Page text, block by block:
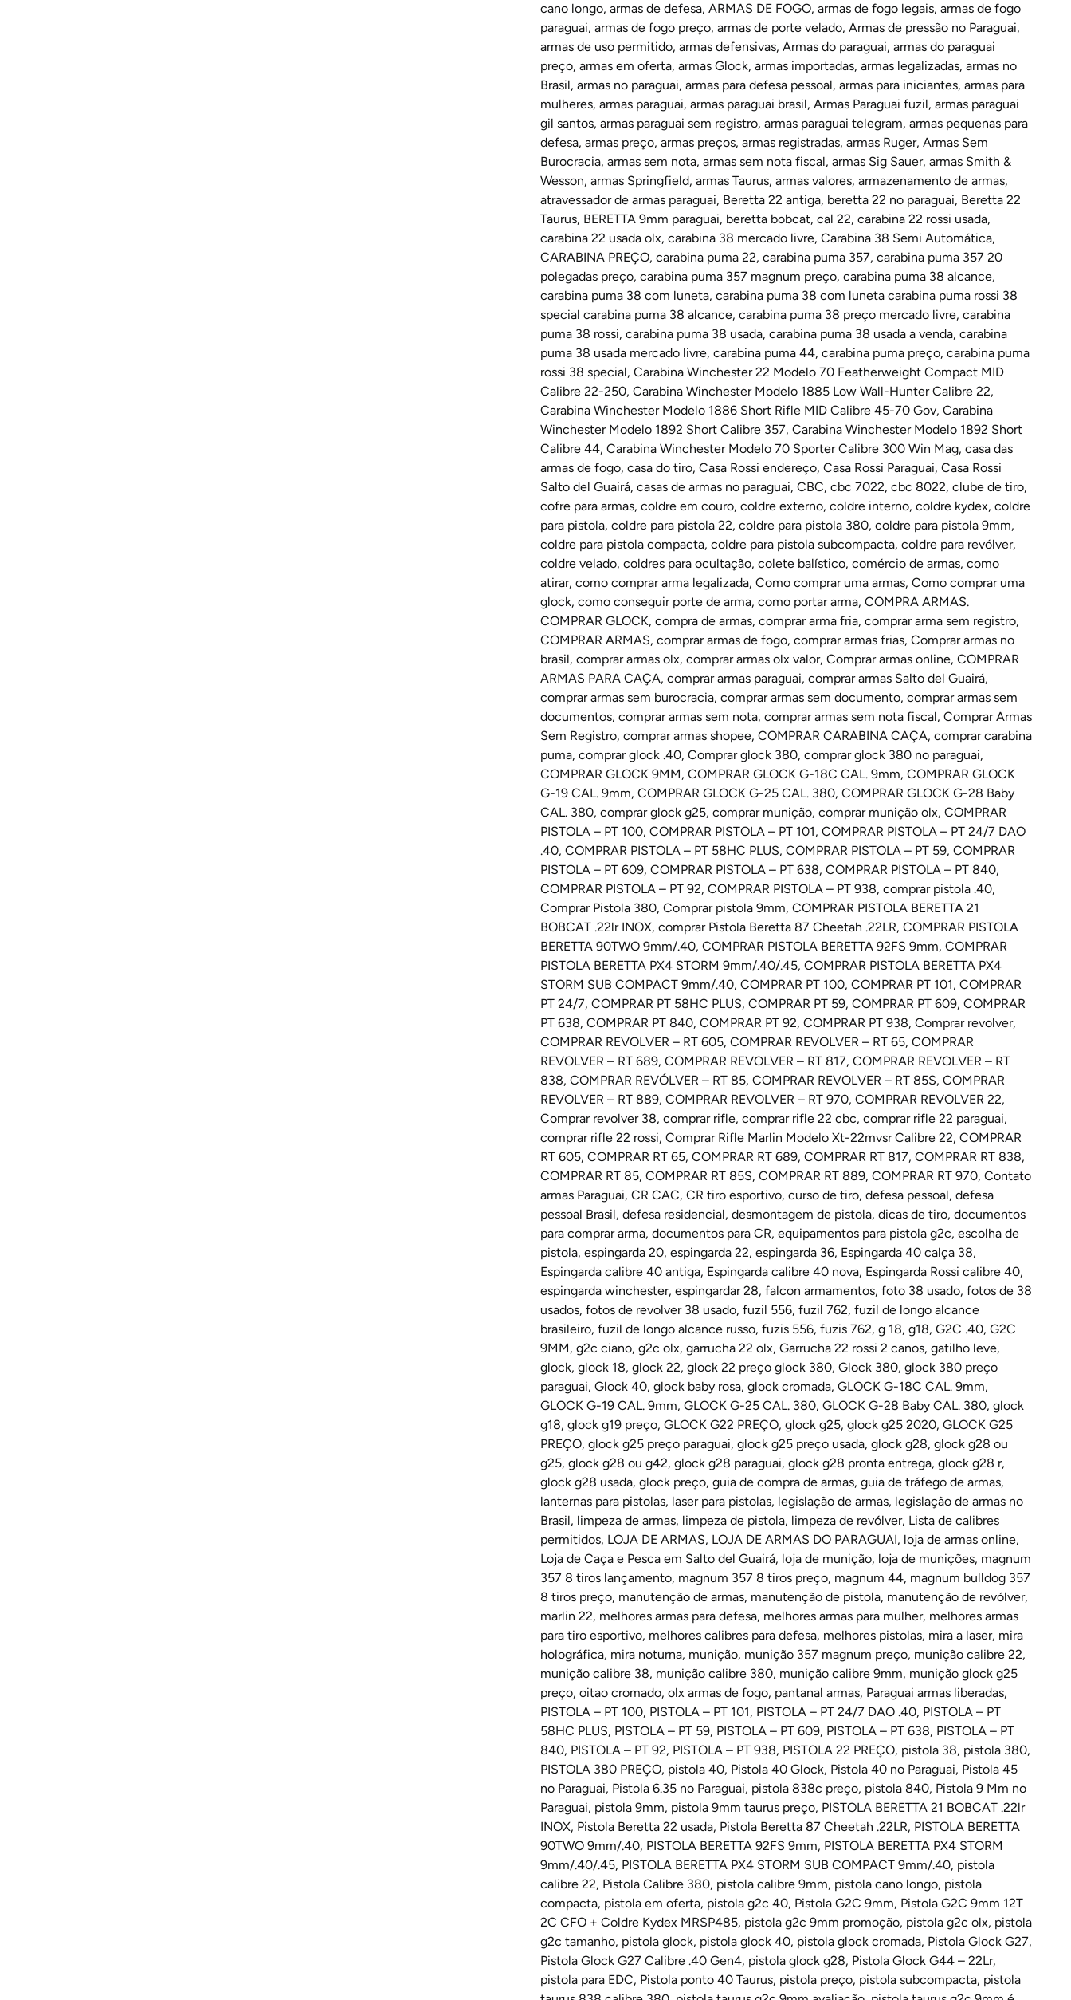
cano longo, armas de defesa, ARMAS DE FOGO, armas de fogo legais, armas de fogo
paraguai, armas de fogo preço, armas de porte velado, Armas de pressão no Paraguai,
armas de uso permitido, armas defensivas, Armas do paraguai, armas do paraguai
preço, armas em oferta, armas Glock, armas importadas, armas legalizadas, armas no
Brasil, armas no paraguai, armas para defesa pessoal, armas para iniciantes, armas para
mulheres, armas paraguai, armas paraguai brasil, Armas Paraguai fuzil, armas paraguai
gil santos, armas paraguai sem registro, armas paraguai telegram, armas pequenas para
defesa, armas preço, armas preços, armas registradas, armas Ruger, Armas Sem
Burocracia, armas sem nota, armas sem nota fiscal, armas Sig Sauer, armas Smith &
Wesson, armas Springfield, armas Taurus, armas valores, armazenamento de armas,
atravessador de armas paraguai, Beretta 22 antiga, beretta 22 no paraguai, Beretta 22
Taurus, BERETTA 9mm paraguai, beretta bobcat, cal 22, carabina 22 rossi usada,
carabina 22 usada olx, carabina 38 mercado livre, Carabina 38 Semi Automática,
CARABINA PREÇO, carabina puma 22, carabina puma 357, carabina puma 357 20
polegadas preço, carabina puma 357 magnum preço, carabina puma 38 alcance,
carabina puma 38 com luneta, carabina puma 38 com luneta carabina puma rossi 38
special carabina puma 38 alcance, carabina puma 38 preço mercado livre, carabina
puma 38 rossi, carabina puma 38 usada, carabina puma 38 usada a venda, carabina
puma 38 usada mercado livre, carabina puma 44, carabina puma preço, carabina puma
rossi 38 special, Carabina Winchester 22 Modelo 70 Featherweight Compact MID
Calibre 22-250, Carabina Winchester Modelo 1885 Low Wall-Hunter Calibre 22,
Carabina Winchester Modelo 1886 Short Rifle MID Calibre 45-70 Gov, Carabina
Winchester Modelo 1892 Short Calibre 357, Carabina Winchester Modelo 1892 Short
Calibre 44, Carabina Winchester Modelo 70 Sporter Calibre 300 Win Mag, casa das
armas de fogo, casa do tiro, Casa Rossi endereço, Casa Rossi Paraguai, Casa Rossi
Salto del Guairá, casas de armas no paraguai, CBC, cbc 7022, cbc 8022, clube de tiro,
cofre para armas, coldre em couro, coldre externo, coldre interno, coldre kydex, coldre
para pistola, coldre para pistola 22, coldre para pistola 380, coldre para pistola 9mm,
coldre para pistola compacta, coldre para pistola subcompacta, coldre para revólver,
coldre velado, coldres para ocultação, colete balístico, comércio de armas, como
atirar, como comprar arma legalizada, Como comprar uma armas, Como comprar uma
glock, como conseguir porte de arma, como portar arma, COMPRA ARMAS.
COMPRAR GLOCK, compra de armas, comprar arma fria, comprar arma sem registro,
COMPRAR ARMAS, comprar armas de fogo, comprar armas frias, Comprar armas no
brasil, comprar armas olx, comprar armas olx valor, Comprar armas online, COMPRAR
ARMAS PARA CAÇA, comprar armas paraguai, comprar armas Salto del Guairá,
comprar armas sem burocracia, comprar armas sem documento, comprar armas sem
documentos, comprar armas sem nota, comprar armas sem nota fiscal, Comprar Armas
Sem Registro, comprar armas shopee, COMPRAR CARABINA CAÇA, comprar carabina
puma, comprar glock .40, Comprar glock 380, comprar glock 380 no paraguai,
COMPRAR GLOCK 9MM, COMPRAR GLOCK G-18C CAL. 9mm, COMPRAR GLOCK
G-19 CAL. 9mm, COMPRAR GLOCK G-25 CAL. 380, COMPRAR GLOCK G-28 Baby
CAL. 380, comprar glock g25, comprar munição, comprar munição olx, COMPRAR
PISTOLA – PT 100, COMPRAR PISTOLA – PT 101, COMPRAR PISTOLA – PT 24/7 DAO
.40, COMPRAR PISTOLA – PT 58HC PLUS, COMPRAR PISTOLA – PT 59, COMPRAR
PISTOLA – PT 609, COMPRAR PISTOLA – PT 638, COMPRAR PISTOLA – PT 840,
COMPRAR PISTOLA – PT 92, COMPRAR PISTOLA – PT 938, comprar pistola .40,
Comprar Pistola 380, Comprar pistola 9mm, COMPRAR PISTOLA BERETTA 21
BOBCAT .22lr INOX, comprar Pistola Beretta 87 Cheetah .22LR, COMPRAR PISTOLA
BERETTA 90TWO 9mm/.40, COMPRAR PISTOLA BERETTA 92FS 9mm, COMPRAR
PISTOLA BERETTA PX4 STORM 9mm/.40/.45, COMPRAR PISTOLA BERETTA PX4
STORM SUB COMPACT 9mm/.40, COMPRAR PT 100, COMPRAR PT 101, COMPRAR
PT 24/7, COMPRAR PT 58HC PLUS, COMPRAR PT 59, COMPRAR PT 609, COMPRAR
PT 638, COMPRAR PT 840, COMPRAR PT 92, COMPRAR PT 938, Comprar revolver,
COMPRAR REVOLVER – RT 605, COMPRAR REVOLVER – RT 65, COMPRAR
REVOLVER – RT 689, COMPRAR REVOLVER – RT 817, COMPRAR REVOLVER – RT
838, COMPRAR REVÓLVER – RT 85, COMPRAR REVOLVER – RT 85S, COMPRAR
REVOLVER – RT 889, COMPRAR REVOLVER – RT 970, COMPRAR REVOLVER 22,
Comprar revolver 38, comprar rifle, comprar rifle 22 cbc, comprar rifle 22 paraguai,
comprar rifle 22 rossi, Comprar Rifle Marlin Modelo Xt-22mvsr Calibre 22, COMPRAR
RT 605, COMPRAR RT 65, COMPRAR RT 689, COMPRAR RT 817, COMPRAR RT 838,
COMPRAR RT 85, COMPRAR RT 85S, COMPRAR RT 889, COMPRAR RT 970, Contato
armas Paraguai, CR CAC, CR tiro esportivo, curso de tiro, defesa pessoal, defesa
pessoal Brasil, defesa residencial, desmontagem de pistola, dicas de tiro, documentos
para comprar arma, documentos para CR, equipamentos para pistola g2c, escolha de
pistola, espingarda 20, espingarda 22, espingarda 36, Espingarda 40 calça 38,
Espingarda calibre 40 antiga, Espingarda calibre 40 nova, Espingarda Rossi calibre 40,
espingarda winchester, espingardar 28, falcon armamentos, foto 38 usado, fotos de 38
usados, fotos de revolver 38 usado, fuzil 556, fuzil 762, fuzil de longo alcance
brasileiro, fuzil de longo alcance russo, fuzis 556, fuzis 762, g 18, g18, G2C .40, G2C
9MM, g2c ciano, g2c olx, garrucha 22 olx, Garrucha 22 rossi 2 canos, gatilho leve,
glock, glock 18, glock 22, glock 22 preço glock 380, Glock 380, glock 380 preço
paraguai, Glock 40, glock baby rosa, glock cromada, GLOCK G-18C CAL. 9mm,
GLOCK G-19 CAL. 9mm, GLOCK G-25 CAL. 380, GLOCK G-28 Baby CAL. 380, glock
g18, glock g19 preço, GLOCK G22 PREÇO, glock g25, glock g25 2020, GLOCK G25
PREÇO, glock g25 preço paraguai, glock g25 preço usada, glock g28, glock g28 ou
g25, glock g28 ou g42, glock g28 paraguai, glock g28 pronta entrega, glock g28 r,
glock g28 usada, glock preço, guia de compra de armas, guia de tráfego de armas,
lanternas para pistolas, laser para pistolas, legislação de armas, legislação de armas no
Brasil, limpeza de armas, limpeza de pistola, limpeza de revólver, Lista de calibres
permitidos, LOJA DE ARMAS, LOJA DE ARMAS DO PARAGUAI, loja de armas online,
Loja de Caça e Pesca em Salto del Guairá, loja de munição, loja de munições, magnum
357 8 tiros lançamento, magnum 357 8 tiros preço, magnum 44, magnum bulldog 357
8 tiros preço, manutenção de armas, manutenção de pistola, manutenção de revólver,
marlin 22, melhores armas para defesa, melhores armas para mulher, melhores armas
para tiro esportivo, melhores calibres para defesa, melhores pistolas, mira a laser, mira
holográfica, mira noturna, munição, munição 357 magnum preço, munição calibre 22,
munição calibre 38, munição calibre 380, munição calibre 9mm, munição glock g25
preço, oitao cromado, olx armas de fogo, pantanal armas, Paraguai armas liberadas,
PISTOLA – PT 100, PISTOLA – PT 101, PISTOLA – PT 24/7 DAO .40, PISTOLA – PT
58HC PLUS, PISTOLA – PT 59, PISTOLA – PT 609, PISTOLA – PT 638, PISTOLA – PT
840, PISTOLA – PT 92, PISTOLA – PT 938, PISTOLA 22 PREÇO, pistola 38, pistola 380,
PISTOLA 380 PREÇO, pistola 40, Pistola 40 Glock, Pistola 40 no Paraguai, Pistola 45
no Paraguai, Pistola 6.35 no Paraguai, pistola 838c preço, pistola 840, Pistola 9 Mm no
Paraguai, pistola 9mm, pistola 9mm taurus preço, PISTOLA BERETTA 21 BOBCAT .22lr
INOX, Pistola Beretta 22 usada, Pistola Beretta 87 Cheetah .22LR, PISTOLA BERETTA
90TWO 9mm/.40, PISTOLA BERETTA 92FS 9mm, PISTOLA BERETTA PX4 STORM
9mm/.40/.45, PISTOLA BERETTA PX4 STORM SUB COMPACT 9mm/.40, pistola
calibre 22, Pistola Calibre 380, pistola calibre 9mm, pistola cano longo, pistola
compacta, pistola em oferta, pistola g2c 40, Pistola G2C 9mm, Pistola G2C 9mm 12T
2C CFO + Coldre Kydex MRSP485, pistola g2c 9mm promoção, pistola g2c olx, pistola
g2c tamanho, pistola glock, pistola glock 40, pistola glock cromada, Pistola Glock G27,
Pistola Glock G27 Calibre .40 Gen4, pistola glock g28, Pistola Glock G44 – 22Lr,
pistola para EDC, Pistola ponto 40 Taurus, pistola preço, pistola subcompacta, pistola